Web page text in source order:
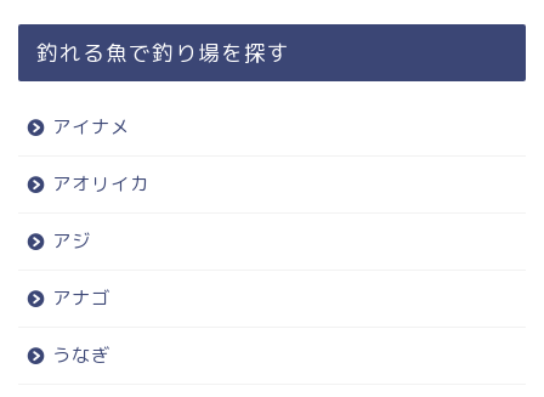
釣れる魚で釣り場を探す
アイナメ
アオリイカ
アジ
アナゴ
うなぎ